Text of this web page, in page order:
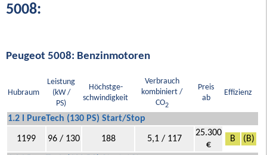
5008:
Peugeot 5008: Benzinmotoren
Hubraum
Leistung
(kW /
PS)
Höchstge-
schwindigkeit
Verbrauch
kombiniert /
CO2
Preis
ab
Effizienz
1.2 l PureTech (130 PS) Start/Stop
1199 96 / 130 188 5,1 / 117
25.300
€
B (B)